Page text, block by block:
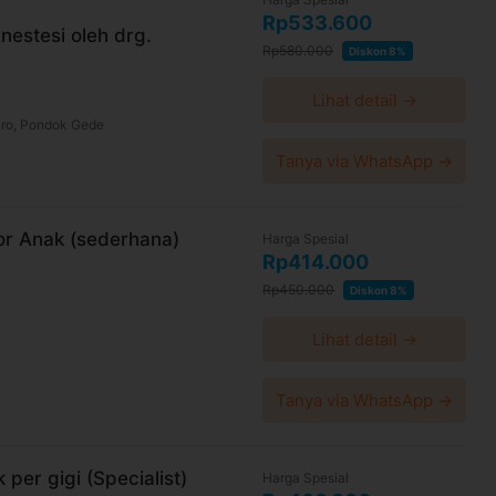
gigi
yang menyenangkan sebelum anak menjalani
obat-obatan yang mesti dihentikan
gigi anak
karena tindakan ini berisiko menimbulkan rasa
ingin makan untuk beberapa saat
oleh drg.
Pondok Gede
Rp533.600
Rp580.000 Diskon 8%
Lihat detail →
Tanya via WhatsApp →
Anak (sederhana)
Harga Spesial
Rp414.000
Rp450.000 Diskon 8%
Lihat detail →
Tanya via WhatsApp →
per gigi (Specialist)
Harga Spesial